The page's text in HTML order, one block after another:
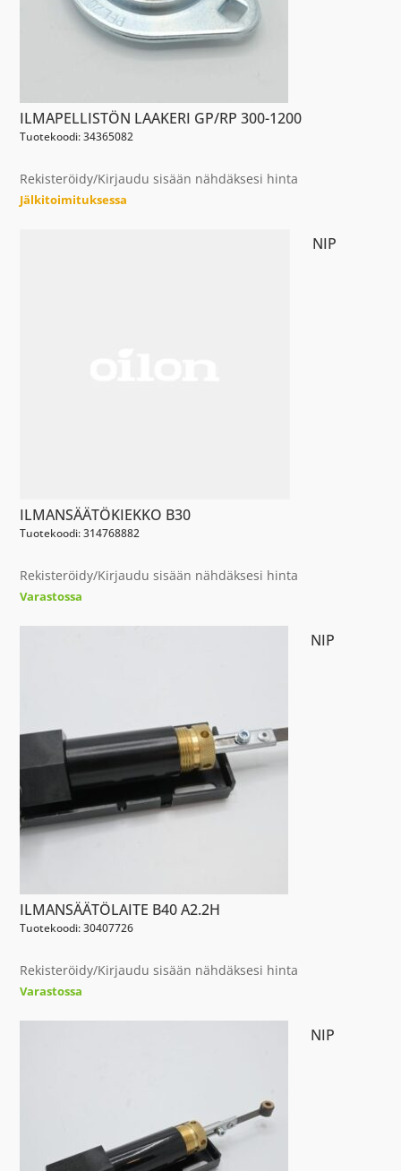
ILMAPELLISTÖN LAAKERI GP/RP 300-1200
Tuotekoodi: 34365082
Rekisteröidy/Kirjaudu sisään nähdäksesi hinta
Jälkitoimituksessa
NIP
ILMANSÄÄTÖKIEKKO B30
Tuotekoodi: 314768882
Rekisteröidy/Kirjaudu sisään nähdäksesi hinta
Varastossa
NIP
ILMANSÄÄTÖLAITE B40 A2.2H
Tuotekoodi: 30407726
Rekisteröidy/Kirjaudu sisään nähdäksesi hinta
Varastossa
NIP